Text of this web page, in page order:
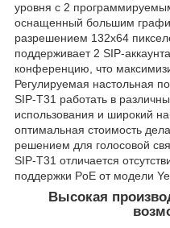
уровня с 2
оснащенный большим
разрешением 132x64
поддерживает 2 SIP-
конференцию, что
Регулируемая настольная
SIP-T31 работать в
использования и широкий
оптимальная стоимость
решением для голосовой
SIP-T31 отличается
поддержки PoE от модели
Высокая